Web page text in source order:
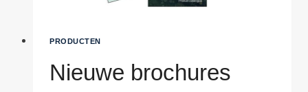
PRODUCTEN
Nieuwe brochures